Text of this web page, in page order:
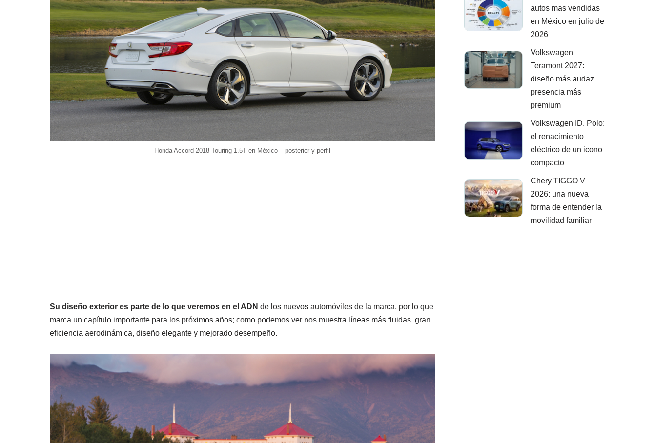
Honda Accord 2018 Touring 1.5T en México – posterior y perfil
Su diseño exterior es parte de lo que veremos en el ADN de los nuevos automóviles de la marca, por lo que
marca un capítulo importante para los próximos años; como podemos ver nos muestra líneas más fluidas, gran
eficiencia aerodinámica, diseño elegante y mejorado desempeño.
autos mas vendidas
en México en julio de
2026
Volkswagen
Teramont 2027:
diseño más audaz,
presencia más
premium
Volkswagen ID. Polo:
el renacimiento
eléctrico de un icono
compacto
Chery TIGGO V
2026: una nueva
forma de entender la
movilidad familiar